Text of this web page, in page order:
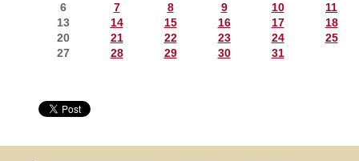
6
7 8 9 10
11
13
14 15 16 17
18
20
21 22 23 24
25
27
28 29 30 31